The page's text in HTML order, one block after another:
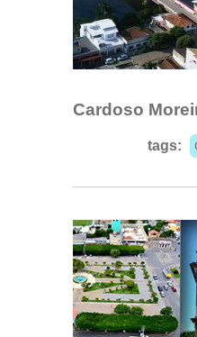
Cardoso
tags: